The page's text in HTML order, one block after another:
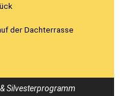
der Dachterrasse
Silvesterprogramm